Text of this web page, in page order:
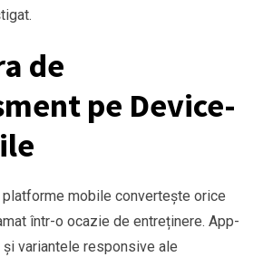
de
pe Device-
platforme mobile convertește orice
într-o ocazie de entreținere. App-
variantele responsive ale